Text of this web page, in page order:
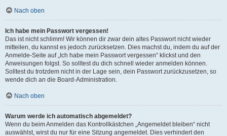
Nach oben
Ich habe mein Passwort vergessen!
Das ist nicht schlimm! Wir können dir zwar dein altes Passwort nicht wieder
mitteilen, du kannst es jedoch zurücksetzen. Dies machst du, indem du auf der
Anmelde-Seite auf „Ich habe mein Passwort vergessen“ klickst und den
Anweisungen folgst. So solltest du dich schnell wieder anmelden können.
Solltest du trotzdem nicht in der Lage sein, dein Passwort zurückzusetzen, so
wende dich an die Board-Administration.
Nach oben
Warum werde ich automatisch abgemeldet?
Wenn du beim Anmelden das Kontrollkästchen „Angemeldet bleiben“ nicht
auswählst, wirst du nur für eine Sitzung angemeldet. Dies verhindert den